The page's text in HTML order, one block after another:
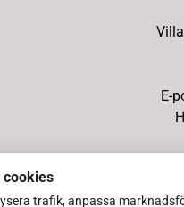
E-
Copyright Ⓒ
cookies
trafik, anpassa